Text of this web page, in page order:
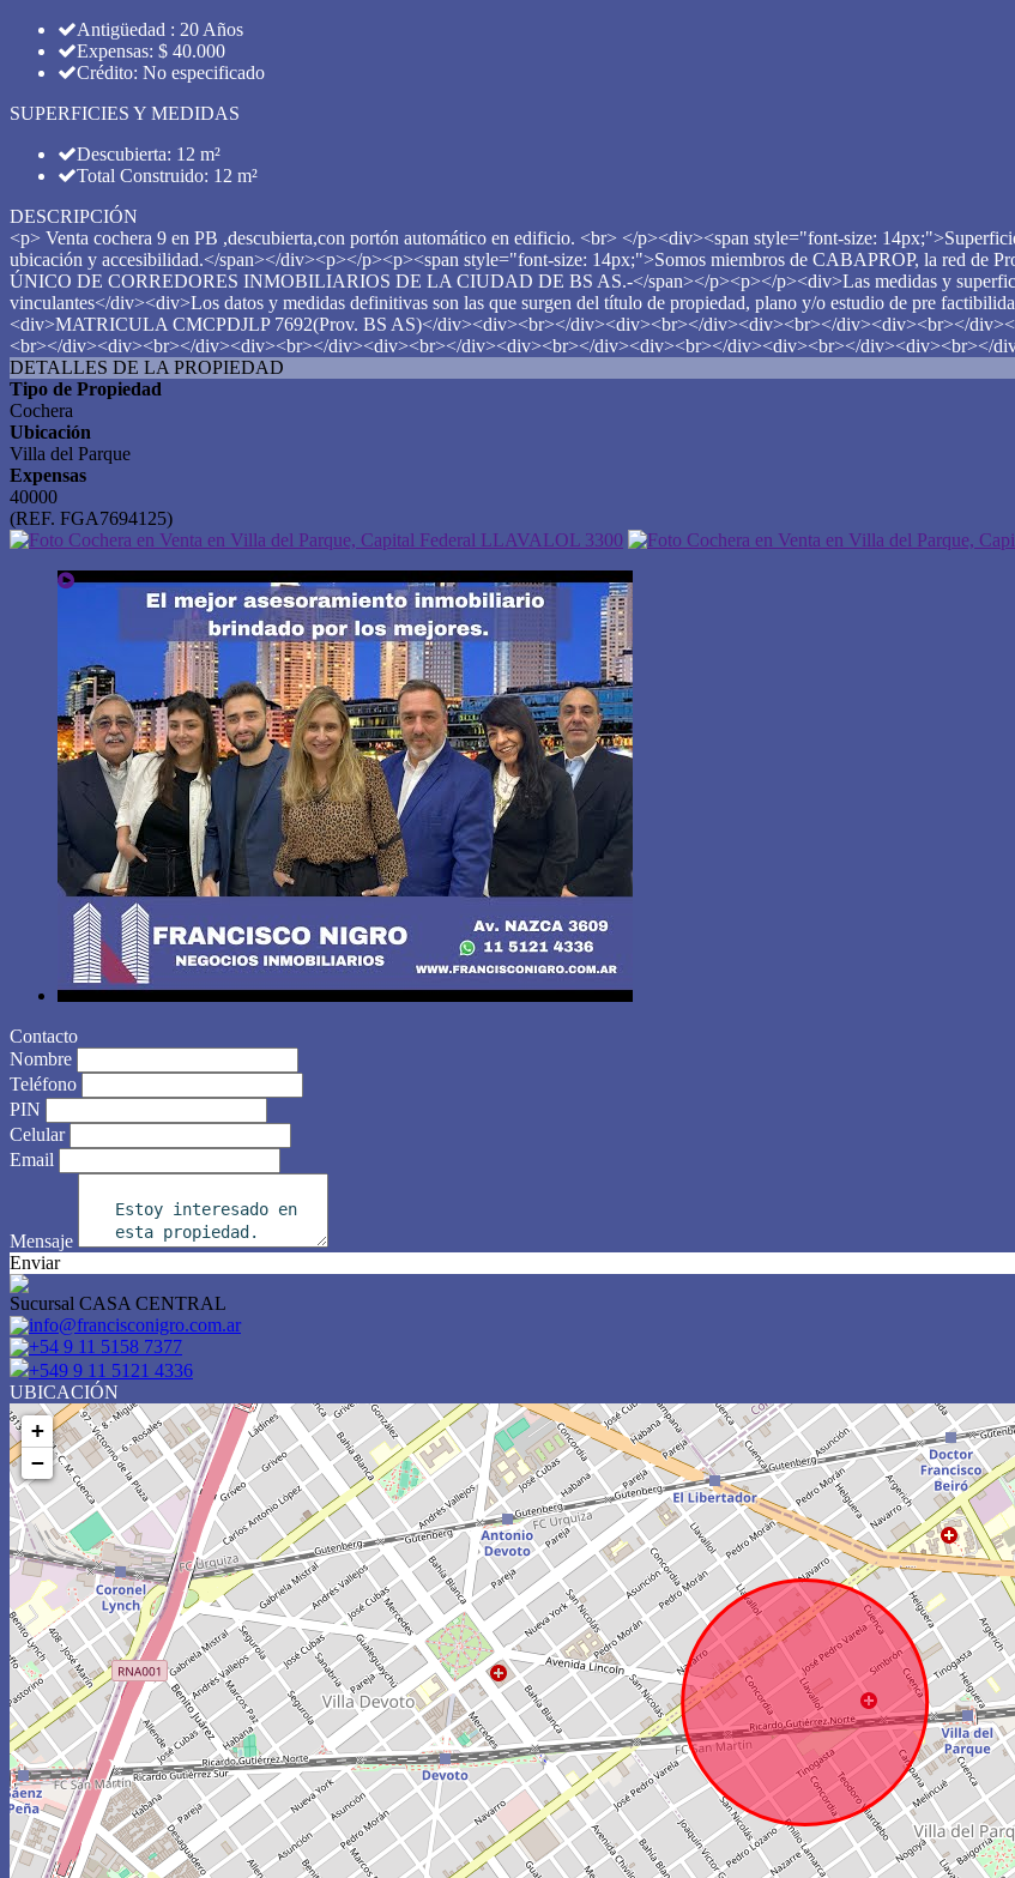
Antigüedad : 20 Años
Expensas: $ 40.000
Crédito: No especificado
SUPERFICIES Y MEDIDAS
Descubierta: 12 m²
Total Construido: 12 m²
DESCRIPCIÓN
<p> Venta cochera 9 en PB ,descubierta,con portón automático en edificio. <br> </p><div><span style="font-size:
ubicación y accesibilidad.</span></div><p></p><p><span style="font-size: 14px;">Somos miembros de CABAPROP, la red de
ÚNICO DE CORREDORES INMOBILIARIOS DE LA CIUDAD DE BS AS.-</span></p><p></p><div>Las medidas y
vinculantes</div><div>Los datos y medidas definitivas son las que surgen del título de propiedad, plano y/o estudio de pre
<div>MATRICULA CMCPDJLP 7692(Prov. BS AS)</div><div><br></div><div><br></div><div><br></div><div><br></
<br></div><div><br></div><div><br></div><div><br></div><div><br></div><div><br></div><div><br></div><div><br></
DETALLES DE LA PROPIEDAD
Tipo de Propiedad
Cochera
Ubicación
Villa del Parque
Expensas
40000
(REF. FGA7694125)
Contacto
Nombre
Teléfono
PIN
Celular
Email
Mensaje
Enviar
Sucursal CASA CENTRAL
info@francisconigro.com.ar
+54 9 11 5158 7377
+549 9 11 5121 4336
UBICACIÓN
+
−